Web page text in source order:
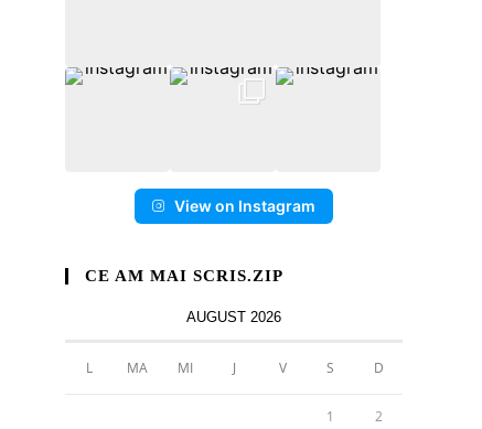
View on Instagram
CE AM MAI SCRIS.ZIP
AUGUST 2026
L MA MI J V S D
1 2